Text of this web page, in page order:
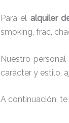
Para el alquiler
smoking, frac,
Nuestro
carácter y estilo,
A continuación,